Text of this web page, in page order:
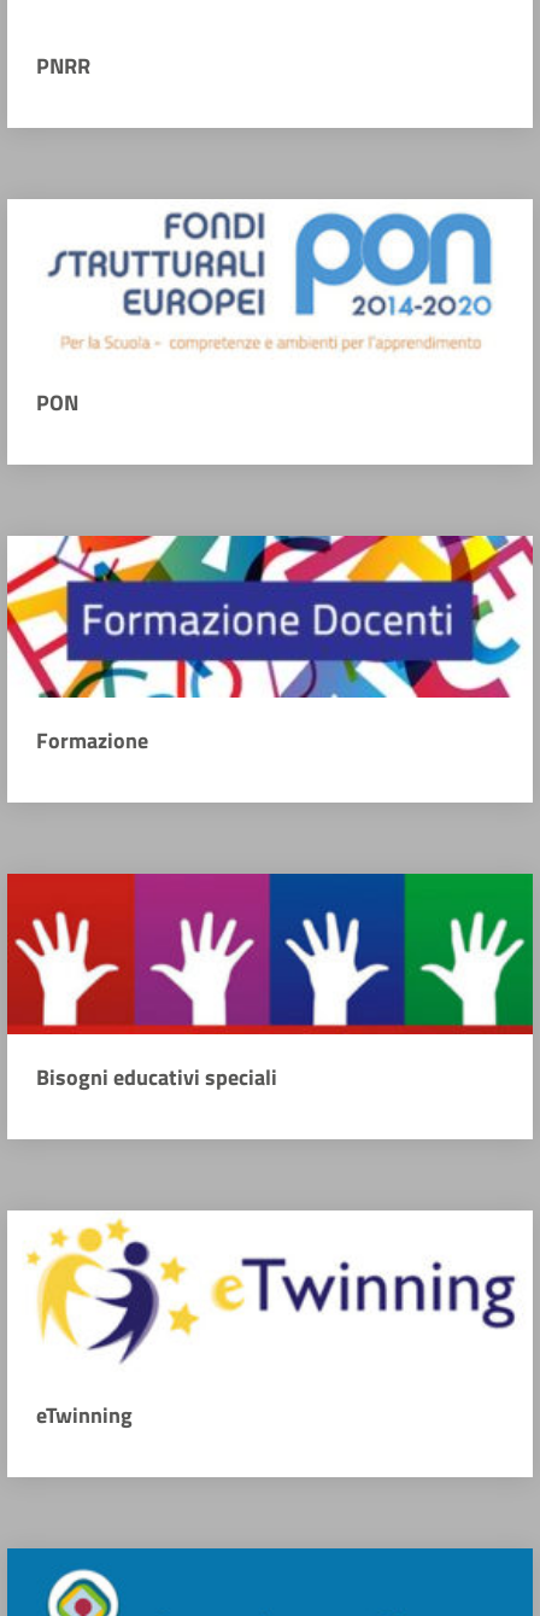
PNRR
PON
Formazione
Bisogni educativi speciali
eTwinning